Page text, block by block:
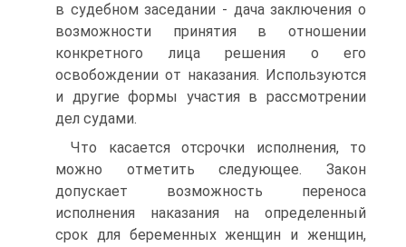
в судебном заседании - дача заключения о
возможности принятия в отношении
конкретного лица решения о его
освобождении от наказания. Используются
и другие формы участия в рассмотрении
дел судами.
Что касается отсрочки исполнения, то
можно отметить следующее. Закон
допускает возможность переноса
исполнения наказания на определенный
срок для беременных женщин и женщин,